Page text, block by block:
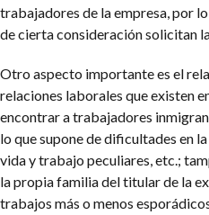
trabajadores de la empresa, por
de cierta consideración solicitan
Otro aspecto importante es el
relaciones laborales que existen
encontrar a trabajadores
lo que supone de dificultades en
vida y trabajo peculiares, etc.;
la propia familia del titular de la
trabajos más o menos